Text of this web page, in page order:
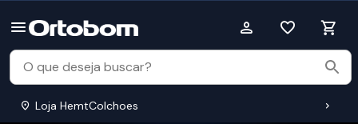
Loja HemtColchoes